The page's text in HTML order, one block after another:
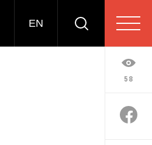
EN
58